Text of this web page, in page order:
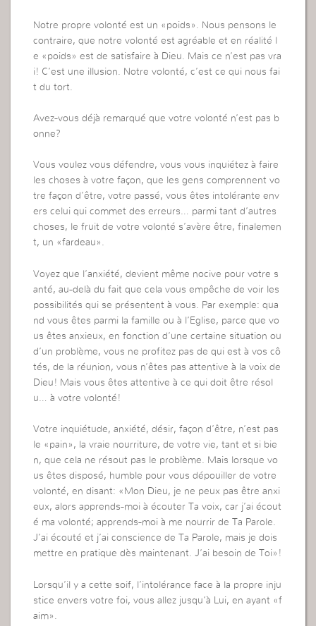
Notre propre volonté est un «poids». Nous pensons le
contraire, que notre volonté est agréable et en réalité l
e «poids» est de satisfaire à Dieu. Mais ce n’est pas vra
i! C’est une illusion. Notre volonté, c’est ce qui nous fai
t du tort.
Avez-vous déjà remarqué que votre volonté n’est pas b
onne?
Vous voulez vous défendre, vous vous inquiétez à faire
les choses à votre façon, que les gens comprennent vo
tre façon d’être, votre passé, vous êtes intolérante env
ers celui qui commet des erreurs… parmi tant d’autres
choses, le fruit de votre volonté s’avère être, finalemen
t, un «fardeau».
Voyez que l’anxiété, devient même nocive pour votre s
anté, au-delà du fait que cela vous empêche de voir les
possibilités qui se présentent à vous. Par exemple: qua
nd vous êtes parmi la famille ou à l’Eglise, parce que vo
us êtes anxieux, en fonction d’une certaine situation ou
d’un problème, vous ne profitez pas de qui est à vos cô
tés, de la réunion, vous n’êtes pas attentive à la voix de
Dieu! Mais vous êtes attentive à ce qui doit être résol
u… à votre volonté!
Votre inquiétude, anxiété, désir, façon d’être, n’est pas
le «pain», la vraie nourriture, de votre vie, tant et si bie
n, que cela ne résout pas le problème. Mais lorsque vo
us êtes disposé, humble pour vous dépouiller de votre
volonté, en disant: «Mon Dieu, je ne peux pas être anxi
eux, alors apprends-moi à écouter Ta voix, car j’ai écout
é ma volonté; apprends-moi à me nourrir de Ta Parole.
J’ai écouté et j’ai conscience de Ta Parole, mais je dois
mettre en pratique dès maintenant. J’ai besoin de Toi»!
Lorsqu’il y a cette soif, l’intolérance face à la propre inju
stice envers votre foi, vous allez jusqu’à Lui, en ayant «f
aim».